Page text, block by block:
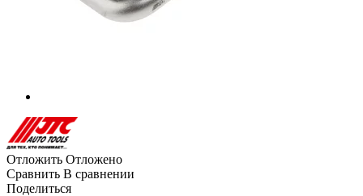
Отложить Отложено
Сравнить В сравнении
Поделиться